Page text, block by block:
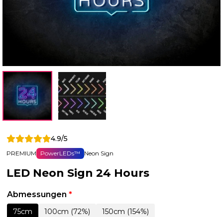
4.9/5
PREMIUM PowerLEDs™ Neon Sign
LED Neon Sign 24 Hours
Abmessungen *
75cm 100cm (72%)
150cm (154%)